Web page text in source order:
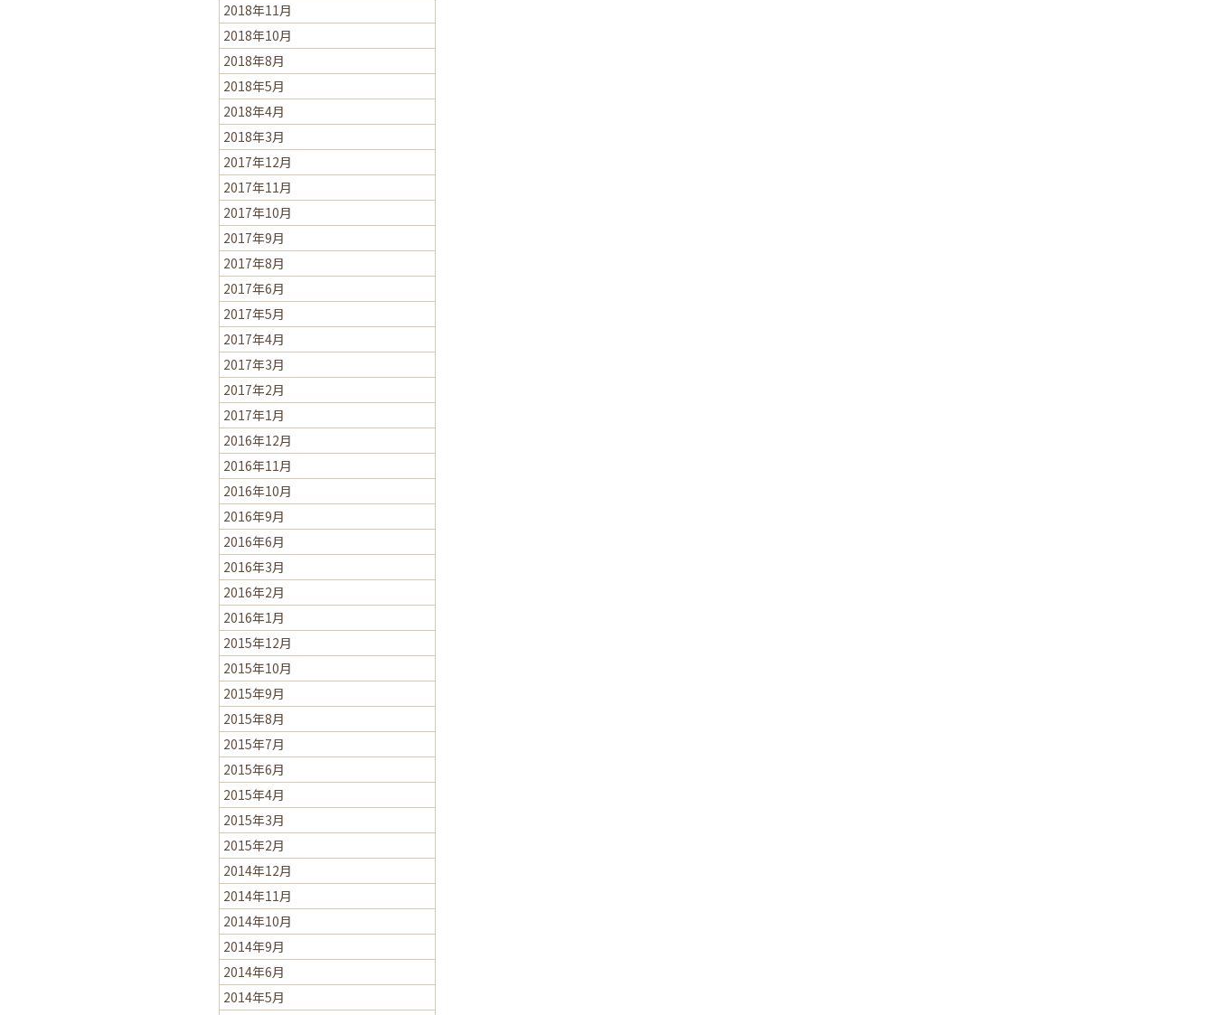
2018年11月
2018年10月
2018年8月
2018年5月
2018年4月
2018年3月
2017年12月
2017年11月
2017年10月
2017年9月
2017年8月
2017年6月
2017年5月
2017年4月
2017年3月
2017年2月
2017年1月
2016年12月
2016年11月
2016年10月
2016年9月
2016年6月
2016年3月
2016年2月
2016年1月
2015年12月
2015年10月
2015年9月
2015年8月
2015年7月
2015年6月
2015年4月
2015年3月
2015年2月
2014年12月
2014年11月
2014年10月
2014年9月
2014年6月
2014年5月